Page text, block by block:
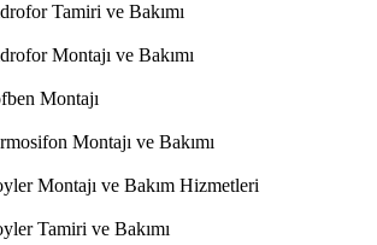
Tamiri ve Bakımı
Montajı ve Bakımı
Montajı
Montajı ve Bakımı
Montajı ve Bakım Hizmetleri
Tamiri ve Bakımı